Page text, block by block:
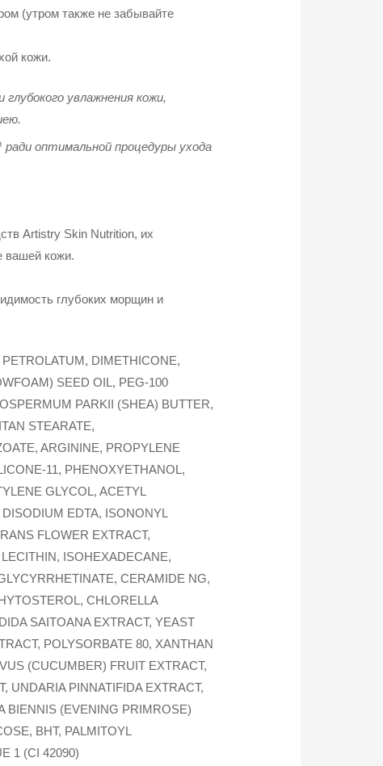
(утром также не забывайте
кожи.
увлажнения кожи,
оптимальной процедуры ухода
Artistry Skin Nutrition, их
вашей кожи.
глубоких морщин и
DIMETHICONE,
SEED OIL, PEG-100
PARKII (SHEA) BUTTER,
STEARATE,
ARGININE, PROPYLENE
11, PHENOXYETHANOL,
GLYCOL, ACETYL
EDTA, ISONONYL
FLOWER EXTRACT,
ISOHEXADECANE,
CERAMIDE NG,
CHLORELLA
SAITOANA EXTRACT, YEAST
POLYSORBATE 80, XANTHAN
(CUCUMBER) FRUIT EXTRACT,
UNDARIA PINNATIFIDA EXTRACT,
BIENNIS (EVENING PRIMROSE)
BHT, PALMITOYL
1 (CI 42090)